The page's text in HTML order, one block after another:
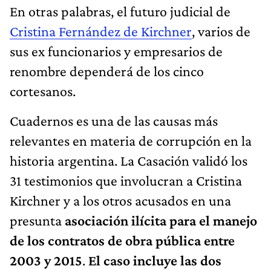
En otras palabras, el futuro judicial de
Cristina Fernández de Kirchner, varios de
sus ex funcionarios y empresarios de
renombre dependerá de los cinco
cortesanos.
Cuadernos es una de las causas más
relevantes en materia de corrupción en la
historia argentina. La Casación validó los
31 testimonios que involucran a Cristina
Kirchner y a los otros acusados en una
presunta asociación ilícita para el manejo
de los contratos de obra pública entre
2003 y 2015. El caso incluye las dos